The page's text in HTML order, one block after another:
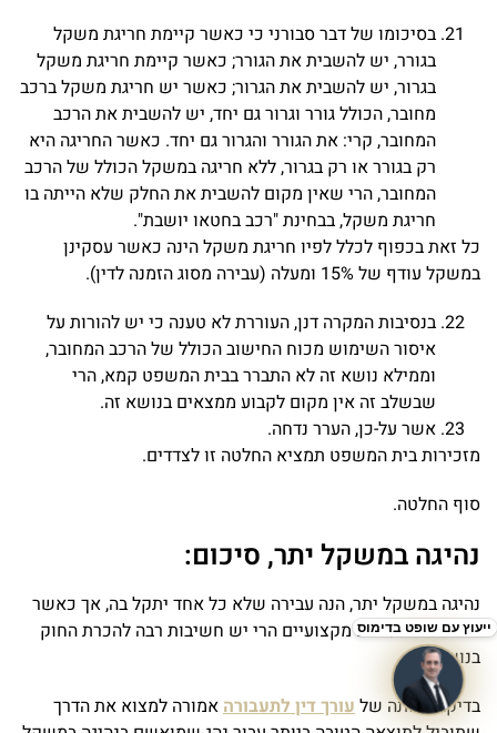
בסיכומו של דבר סבורני כי כאשר קיימת חריגת משקל
בגורר, יש להשבית את הגורר; כאשר קיימת חריגת משקל
בגרור, יש להשבית את הגרור; כאשר יש חריגת משקל ברכב
מחובר, הכולל גורר וגרור גם יחד, יש להשבית את הרכב
המחובר, קרי: את הגורר והגרור גם יחד. כאשר החריגה היא
רק בגורר או רק בגרור, ללא חריגה במשקל הכולל של הרכב
המחובר, הרי שאין מקום להשבית את החלק שלא הייתה בו
חריגת משקל, בבחינת "רכב בחטאו יושבת".
כל זאת בכפוף לכלל לפיו חריגת משקל הינה כאשר עסקינן
במשקל עודף של 15% ומעלה (עבירה מסוג הזמנה לדין).
בנסיבות המקרה דנן, העוררת לא טענה כי יש להורות על
איסור השימוש מכוח החישוב הכולל של הרכב המחובר,
וממילא נושא זה לא התברר בבית המשפט קמא, הרי
שבשלב זה אין מקום לקבוע ממצאים בנושא זה.
אשר על-כן, הערר נדחה.
מזכירות בית המשפט תמציא החלטה זו לצדדים.
סוף החלטה.
נהיגה במשקל יתר, סיכום:
נהיגה במשקל יתר, הנה עבירה שלא כל אחד יתקל בה, אך כאשר
אתה או את נהגים מקצועיים הרי יש חשיבות רבה להכרת החוק
בנושא.
בדיקה נאותה שלעורך דין לתעבורהאמורה למצוא את הדרך